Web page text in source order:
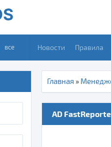
все Новости Правила
Главная »
AD